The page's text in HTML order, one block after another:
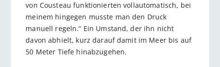
von Cousteau funktionierten vollautomatisch, bei
meinem hingegen musste man den Druck
manuell regeln.“ Ein Umstand, der ihn nicht
davon abhielt, kurz darauf damit im Meer bis auf
50 Meter Tiefe hinabzugehen.